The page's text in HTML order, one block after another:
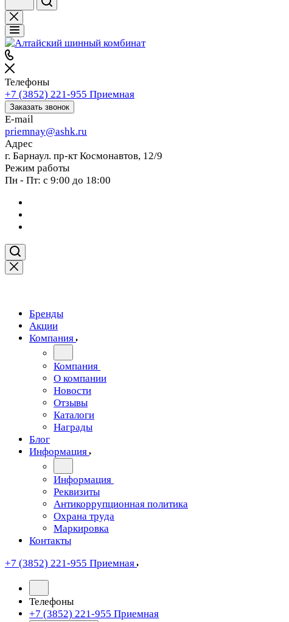
Телефоны
+7 (3852) 221-955 Приемная
Заказать звонок
E-mail
priemnay@ashk.ru
Адрес
г. Барнаул. пр-кт Космонавтов, 12/9
Режим работы
Пн - Пт: с 9:00 до 18:00
Бренды
Акции
Компания
Компания
О компании
Новости
Отзывы
Каталоги
Награды
Блог
Информация
Информация
Реквизиты
Антикоррупционная политика
Охрана труда
Маркировка
Контакты
+7 (3852) 221-955 Приемная
Телефоны
+7 (3852) 221-955 Приемная